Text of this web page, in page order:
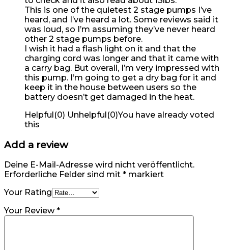
This is one of the quietest 2 stage pumps I’ve
heard, and I’ve heard a lot. Some reviews said it
was loud, so I’m assuming they’ve never heard
other 2 stage pumps before.
I wish it had a flash light on it and that the
charging cord was longer and that it came with
a carry bag. But overall, I’m very impressed with
this pump. I’m going to get a dry bag for it and
keep it in the house between users so the
battery doesn’t get damaged in the heat.
Helpful(0) Unhelpful(0)You have already voted
this
Add a review
Deine E-Mail-Adresse wird nicht veröffentlicht.
Erforderliche Felder sind mit * markiert
Your Rating
Your Review*